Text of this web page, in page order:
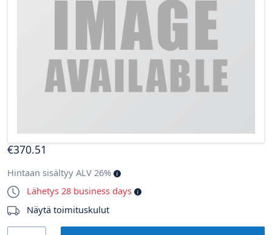
€370.51
Hintaan sisältyy ALV 26%
Lähetys 28 business days
Näytä toimituskulut